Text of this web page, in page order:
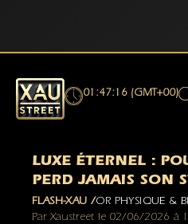
01:47:17 (GMT+00)
LUXE ÉTERNEL :
PERD JAMAIS SON
FLASH-XAU /OR PHYSIQUE &
Par Xaustreet le 02/06/2026 à